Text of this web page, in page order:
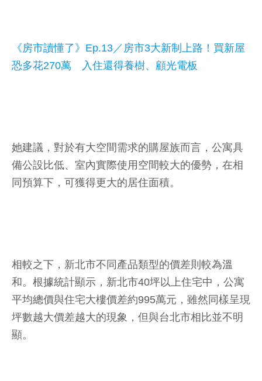
《房市讀懂了》Ep.13／房市3大新制上路！買新屋
恐多花270萬 入住還得養樹、顧光電板
她建議，對於有大空間需求的購屋族而言，公寓具
備公設比低、室內實際使用空間較大的優勢，在相
同預算下，可獲得更大的居住面積。
相較之下，新北市不同產品類型的價差則較為溫
和。根據統計顯示，新北市40坪以上住宅中，公寓
平均總價與住宅大樓價差約995萬元，雖然同樣呈現
坪數越大價差越大的現象，但與台北市相比並不明
顯。